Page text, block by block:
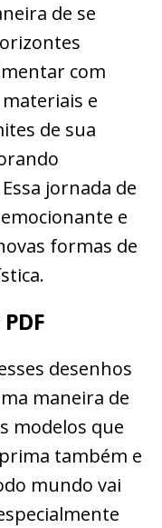
de se
com
e
de sua
jornada de
e
formas de
desenhos
maneira de
modelos que
também e
mundo vai